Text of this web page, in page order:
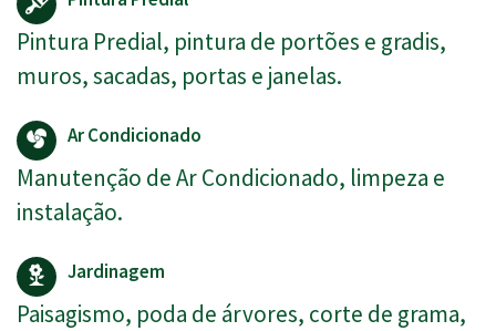
Pintura Predial, pintura de portões e gradis,
muros, sacadas, portas e janelas.
Ar Condicionado
Manutenção de Ar Condicionado, limpeza e
instalação.
Jardinagem
Paisagismo, poda de árvores, corte de grama,